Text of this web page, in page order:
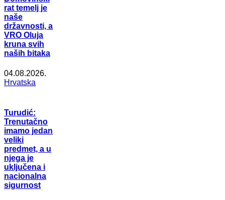
rat temelj je
naše
državnosti, a
VRO Oluja
kruna svih
naših bitaka
04.08.2026.
Hrvatska
Turudić:
Trenutačno
imamo jedan
veliki
predmet, a u
njega je
uključena i
nacionalna
sigurnost